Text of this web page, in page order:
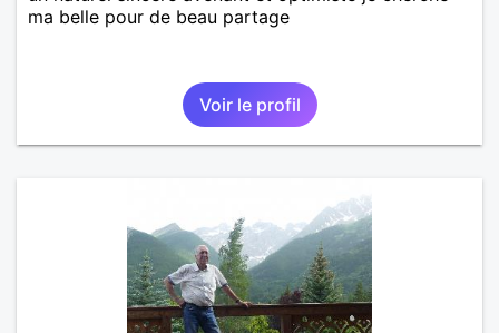
ma belle pour de beau partage
Voir le profil